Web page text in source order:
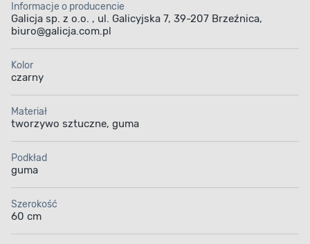
Informacje o producencie
Galicja sp. z o.o. , ul. Galicyjska 7, 39-207 Brzeźnica,
biuro@galicja.com.pl
Kolor
czarny
Materiał
tworzywo sztuczne, guma
Podkład
guma
Szerokość
60 cm